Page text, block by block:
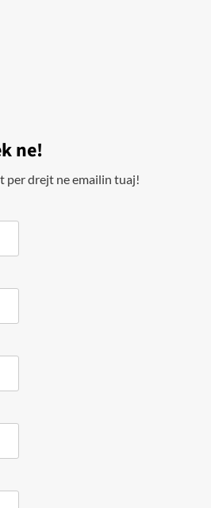
ne!
per drejt ne emailin tuaj!